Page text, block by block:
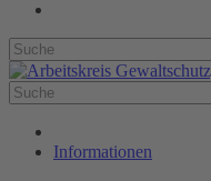
Informationen